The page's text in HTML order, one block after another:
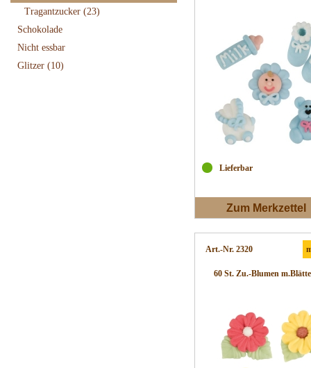
Tragantzucker (23)
Schokolade
Nicht essbar
Glitzer (10)
Lieferbar
Zum Merkzettel
Art.-Nr. 2320
60 St. Zu.-Blumen